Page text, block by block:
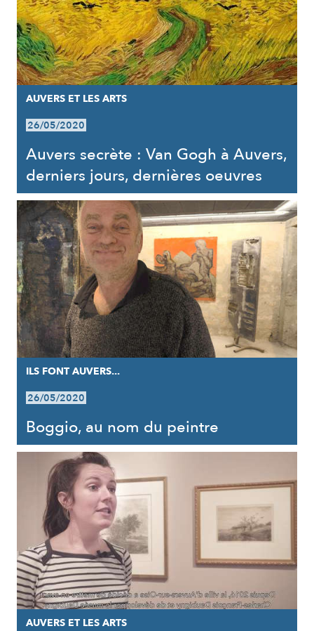
AUVERS ET LES ARTS
26/05/2020
Auvers secrète : Van Gogh à Auvers,
derniers jours, dernières oeuvres
ILS FONT AUVERS...
26/05/2020
Boggio, au nom du peintre
AUVERS ET LES ARTS